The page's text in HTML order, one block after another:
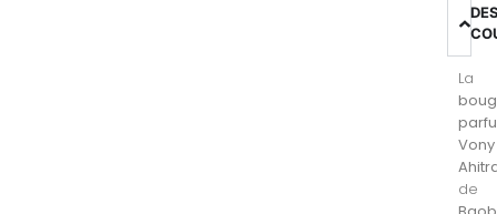
La
Vony
de